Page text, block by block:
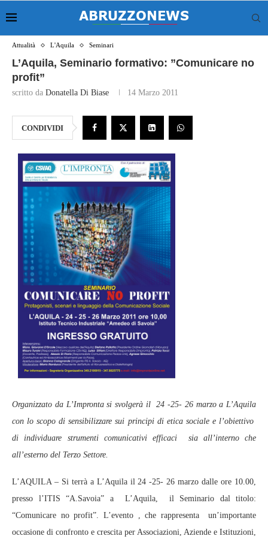
Attualità L'Aquila Seminari
L’Aquila, Seminario formativo: ”Comunicare no
profit”
scritto da Donatella Di Biase 14 Marzo 2011
CONDIVIDI
Organizzato da L’Impronta si svolgerà il 24 -25- 26 marzo a L’Aquila
con lo scopo di sensibilizzare sui principi di etica sociale e l’obiettivo
di individuare strumenti comunicativi efficaci sia all’interno che
all’esterno del Terzo Settore.
L’AQUILA – Si terrà a L’Aquila il 24 -25- 26 marzo dalle ore 10.00,
presso l’ITIS “A.Savoia” a L’Aquila, il Seminario dal titolo:
“Comunicare no profit”. L’evento , che rappresenta un’importante
occasione di confronto e crescita per Associazioni, Aziende e Istituzioni,